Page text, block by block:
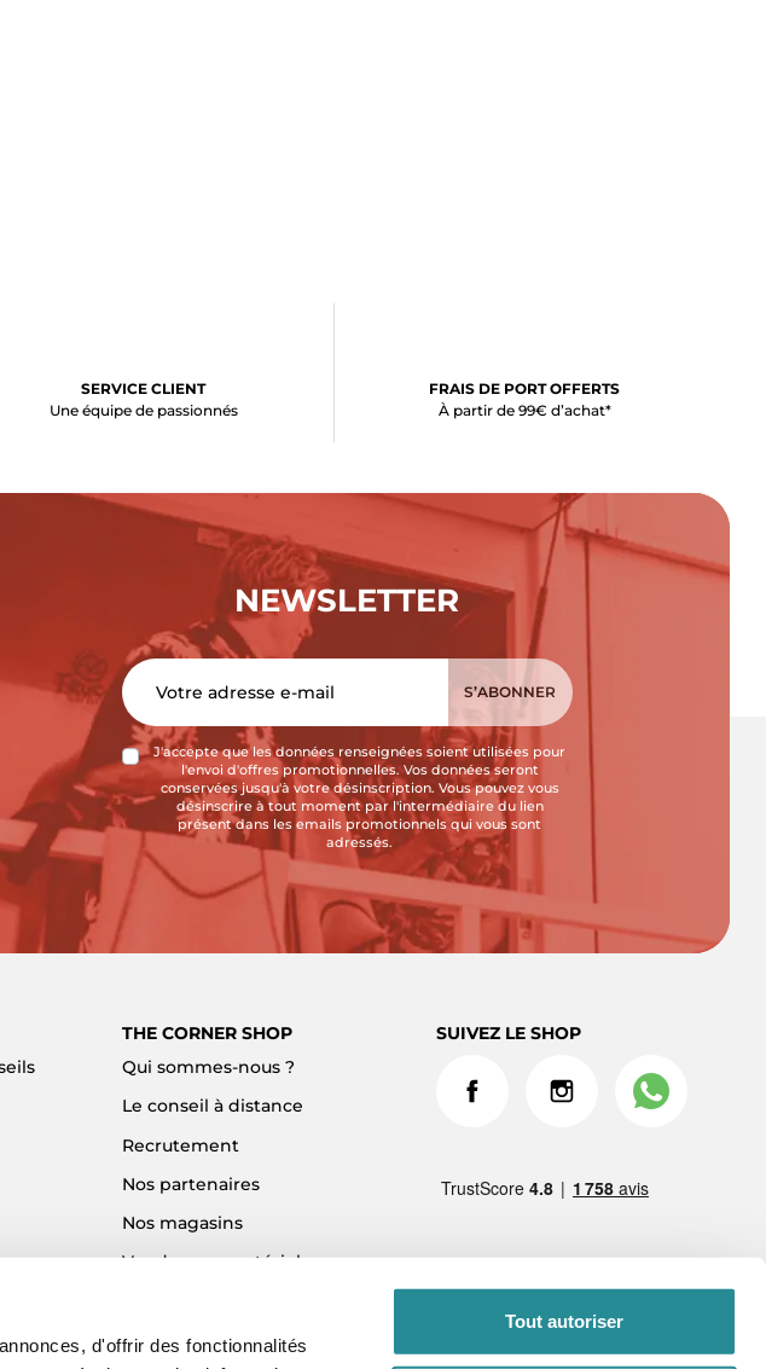
d'offrir des fonctionnalités
Tout autoriser
SERVICE CLIENT
Une équipe de passionnés
FRAIS DE PORT OFFERTS
À partir de 99€ d’achat*
NEWSLETTER
J'accepte que les données renseignées soient utilisées pour
l'envoi d'offres promotionnelles. Vos données seront
conservées jusqu'à votre désinscription. Vous pouvez vous
désinscrire à tout moment par l'intermédiaire du lien
présent dans les emails promotionnels qui vous sont
adressés.
THE CORNER SHOP
Qui sommes-nous ?
Le conseil à distance
Recrutement
Nos partenaires
Nos magasins
Vendre son matériel
Blog
SUIVEZ LE SHOP